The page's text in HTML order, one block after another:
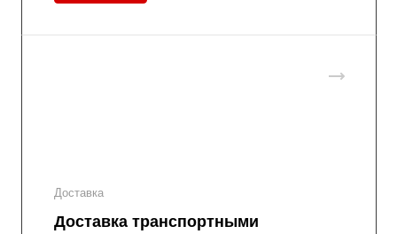
Доставка
Доставка транспортными